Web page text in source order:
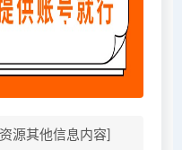
源其他信息内容]